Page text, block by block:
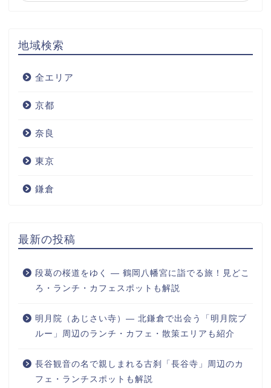
地域検索
全エリア
京都
奈良
東京
鎌倉
最新の投稿
段葛の桜道をゆく ― 鶴岡八幡宮に詣でる旅！見どこ
ろ・ランチ・カフェスポットも解説
明月院（あじさい寺）― 北鎌倉で出会う「明月院ブ
ルー」周辺のランチ・カフェ・散策エリアも紹介
長谷観音の名で親しまれる古刹「長谷寺」周辺のカ
フェ・ランチスポットも解説